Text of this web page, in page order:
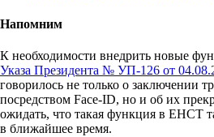
Напомним
К необходимости внедрить новые
Указа Президента № УП-126 от
говорилось не только о заключении
посредством Face-ID, но и об их
ожидать, что такая функция в ЕНСТ
в ближайшее время.